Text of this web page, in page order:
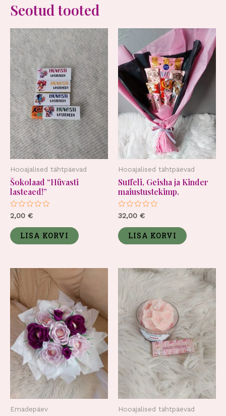
Seotud tooted
Hooajalised tähtpäevad
Šokolaad “Hüvasti
lasteaed!”
Hinnanguga
0
5
2,00 €
LISA KORVI
Hooajalised tähtpäevad
Suffeli, Geisha ja Kinder
maiustustekimp.
Hinnanguga
0
5
32,00 €
LISA KORVI
Emadepäev Hooajalised tähtpäevad